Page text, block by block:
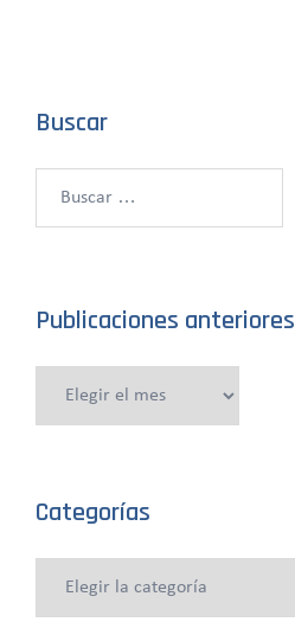
Buscar
Publicaciones anteriores
Categorías